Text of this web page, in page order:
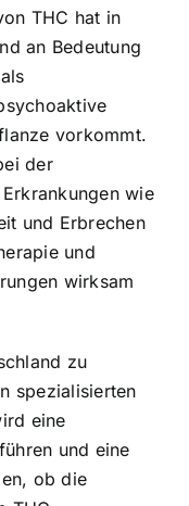
THC hat in
an Bedeutung
vorkommt.
der
wie
und Erbrechen
und
wirksam
zu
spezialisierten
eine
und eine
ob die